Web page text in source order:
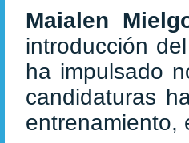
Maialen
introducción
ha impulsado
candidaturas
entrenamiento,